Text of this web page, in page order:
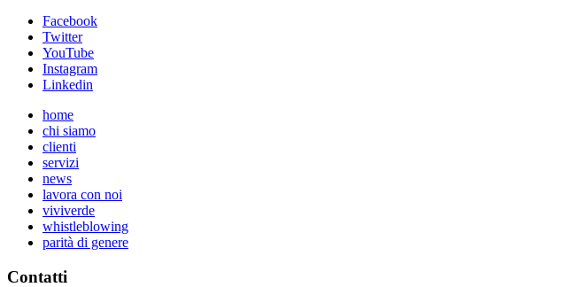
Facebook
Twitter
YouTube
Instagram
Linkedin
home
chi siamo
clienti
servizi
news
lavora con noi
viviverde
whistleblowing
parità di genere
Contatti